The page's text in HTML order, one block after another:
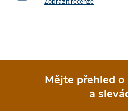
Mějte přehled
a